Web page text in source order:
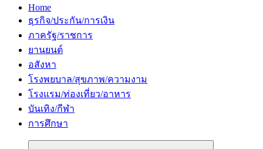
Home
ธุรกิจ/ประกัน/การเงิน
ภาครัฐ/ราชการ
ยานยนต์
อสังหา
โรงพยบาล/สุขภาพ/ความงาม
โรงแรม/ท่องเที่ยว/อาหาร
บันเทิง/กีฬา
การศึกษา